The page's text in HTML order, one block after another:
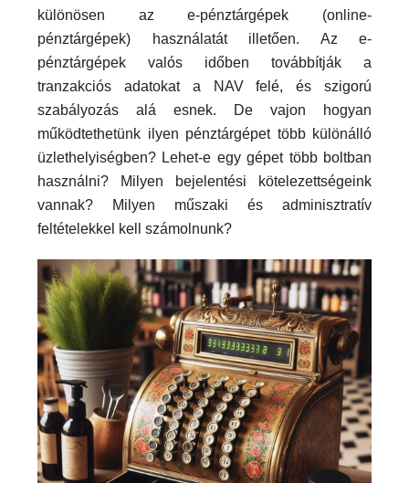
különösen az e-pénztárgépek (online-
pénztárgépek) használatát illetően. Az e-
pénztárgépek valós időben továbbítják a
tranzakciós adatokat a NAV felé, és szigorú
szabályozás alá esnek. De vajon hogyan
működtethetünk ilyen pénztárgépet több különálló
üzlethelyiségben? Lehet-e egy gépet több boltban
használni? Milyen bejelentési kötelezettségeink
vannak? Milyen műszaki és adminisztratív
feltételekkel kell számolnunk?